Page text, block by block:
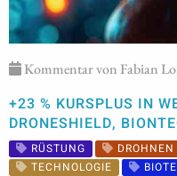
Kommentar von Fabian
+23 % KURSPLUS IN
DRONESHIELD,
RÜSTUNG DROHNEN
TECHNOLOGIE